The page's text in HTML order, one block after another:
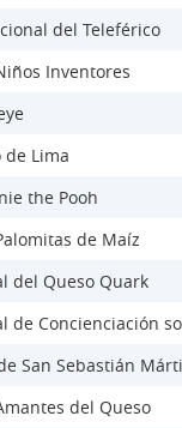
del Teleférico
Inventores
Lima
the Pooh
de Maíz
del Queso Quark
de Concienciación
San Sebastián
del Queso